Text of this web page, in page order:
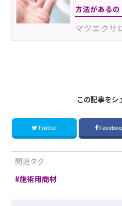
方法があるの
この記事をシ
Twitter
関連タグ
施術用商材